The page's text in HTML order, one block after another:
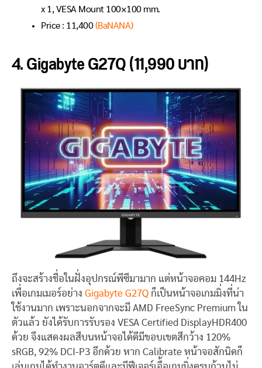
x 1, VESA Mount 100×100 mm.
Price : 11,400(BaNANA)
4. Gigabyte G27Q (11,990 บาท)
ถึงจะสร้างชื่อในฝั่งอุปกรณ์พีซีมามาก แต่หน้าจอคอม 144Hz
เพื่อเกมเมอร์อย่าง Gigabyte G27Q ก็เป็นหน้าจอเกมมิ่งที่น่า
ใช้งานมาก เพราะนอกจากจะมี AMD FreeSync Premium ใน
ตัวแล้ว ยังได้รับการรับรอง VESA Certified DisplayHDR400
ด้วย จึงแสดงผลสีบนหน้าจอได้ดีมีขอบเขตสีกว้าง 120%
sRGB, 92% DCI-P3 อีกด้วย หาก Calibrate หน้าจอสักนิดก็